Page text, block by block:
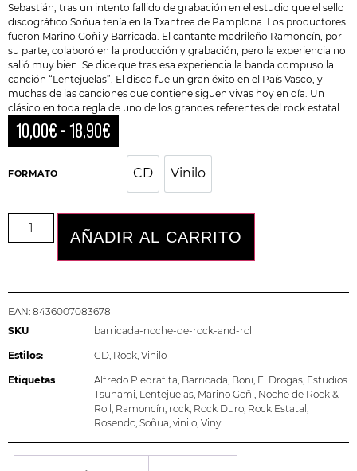
Sebastián, tras un intento fallido de grabación en el estudio que el sello
discográfico Soñua tenía en la Txantrea de Pamplona. Los productores
fueron Marino Goñi y Barricada. El cantante madrileño Ramoncín, por
su parte, colaboró ​​en la producción y grabación, pero la experiencia no
salió muy bien. Se dice que tras esa experiencia la banda compuso la
canción “Lentejuelas”. El disco fue un gran éxito en el País Vasco, y
muchas de las canciones que contiene siguen vivas hoy en día. Un
clásico en toda regla de uno de los grandes referentes del rock estatal.
10,00€ -18,90€
FORMATO CD Vinilo
AÑADIR AL CARRITO
EAN: 8436007083678
SKU
barricada-noche-de-rock-and-roll
Estilos: CD, Rock, Vinilo
Etiquetas Alfredo Piedrafita, Barricada, Boni, El Drogas, Estudios
Tsunami, Lentejuelas, Marino Goñi, Noche de Rock &
Roll , Ramoncín, rock, Rock Duro, Rock Estatal ,
Rosendo, Soñua, vinilo, Vinyl